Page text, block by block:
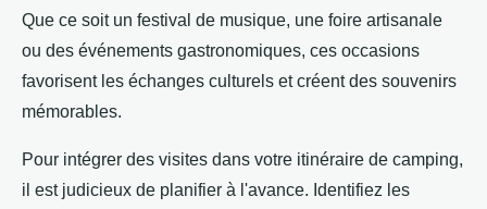
Que ce soit un festival de musique, une foire artisanale
ou des événements gastronomiques, ces occasions
favorisent les échanges culturels et créent des souvenirs
mémorables.
Pour intégrer des visites dans votre itinéraire de camping,
il est judicieux de planifier à l'avance. Identifiez les